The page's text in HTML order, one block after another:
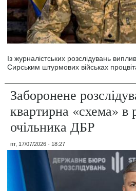
Із журналістських розслідувань
Сирським штурмових військах
Заборонене
квартирна «схема» в
очільника ДБР
пт, 17/07/2026 - 18:27